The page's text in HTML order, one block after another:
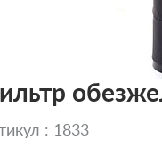
: 1833